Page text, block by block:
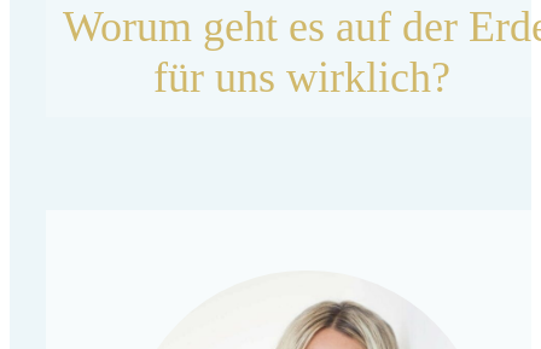
Worum geht es auf der
für uns wirklich?